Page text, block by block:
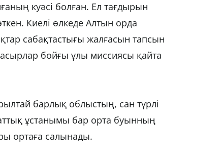
куәсі болған. Ел тағдырын
Киелі өлкеде Алтын орда
сабақтастығы жалғасын тапсын
бойғы ұлы миссиясы қайта
барлық облыстың, сан түрлі
ұстанымы бар орта буынның
ортаға салынады.